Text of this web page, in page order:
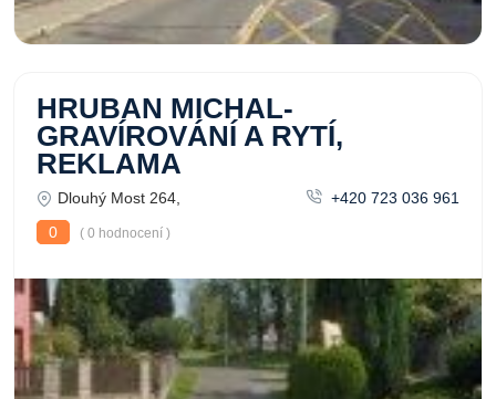
HRUBAN MICHAL-
GRAVÍROVÁNÍ A RYTÍ,
REKLAMA
Dlouhý Most 264,
+420 723 036 961
0
( 0 hodnocení )